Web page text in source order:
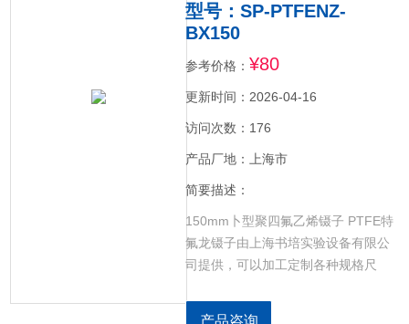
型号：SP-PTFENZ-
BX150
参考价格： ¥80
更新时间：2026-04-16
访问次数：176
产品厂地：上海市
简要描述：
150mm卜型聚四氟乙烯镊子 PTFE特
氟龙镊子由上海书培实验设备有限公
司提供，可以加工定制各种规格尺
碱，耐高低温，粘附性低。
产品咨询